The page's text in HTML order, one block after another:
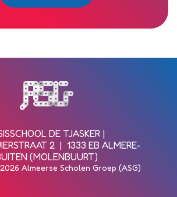
Bezoek de homepagina van de
DE TJASKER
2
1333 EB ALMERE-
(MOLENBUURT)
Almeerse Scholen Groep (ASG)